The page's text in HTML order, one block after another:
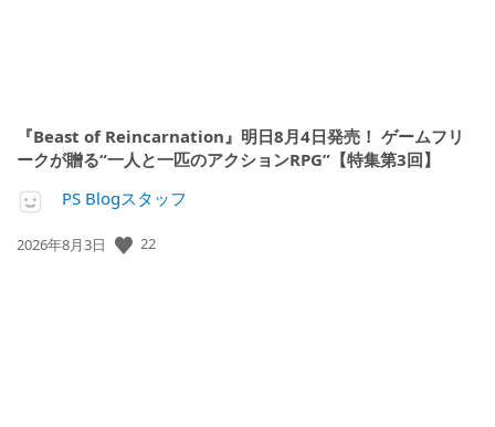
『Beast of Reincarnation』明日8月4日発売！ ゲームフリ
ークが贈る“一人と一匹のアクションRPG”【特集第3回】
PS Blogスタッフ
公
2026年8月3日 22